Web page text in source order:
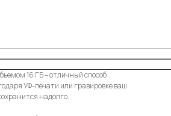
16 ГБ – отличный способ
УФ-печати или гравировке ваш
надолго.